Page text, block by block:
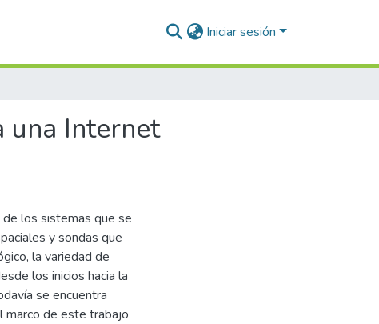
Iniciar sesión
una Internet
los sistemas que se
y sondas que
la variedad de
los inicios hacia la
se encuentra
marco de este trabajo